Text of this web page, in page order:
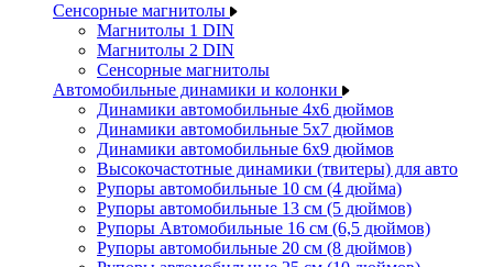
Сенсорные магнитолы
Магнитолы 1 DIN
Магнитолы 2 DIN
Сенсорные магнитолы
Автомобильные динамики и колонки
Динамики автомобильные 4x6 дюймов
Динамики автомобильные 5x7 дюймов
Динамики автомобильные 6x9 дюймов
Высокочастотные динамики (твитеры) для авто
Рупоры автомобильные 10 см (4 дюйма)
Рупоры автомобильные 13 см (5 дюймов)
Рупоры Автомобильные 16 см (6,5 дюймов)
Рупоры автомобильные 20 см (8 дюймов)